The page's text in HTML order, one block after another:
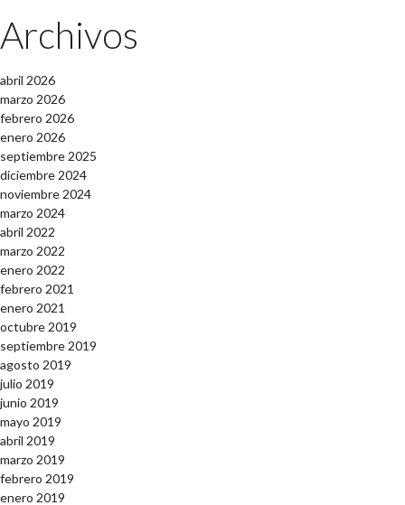
Archivos
abril 2026
marzo 2026
febrero 2026
enero 2026
septiembre 2025
diciembre 2024
noviembre 2024
marzo 2024
abril 2022
marzo 2022
enero 2022
febrero 2021
enero 2021
octubre 2019
septiembre 2019
agosto 2019
julio 2019
junio 2019
mayo 2019
abril 2019
marzo 2019
febrero 2019
enero 2019